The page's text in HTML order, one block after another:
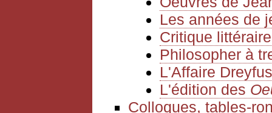
Les années de
Critique
Philosopher à
L'Affaire Dreyfus
L'édition des
Colloques, tables-